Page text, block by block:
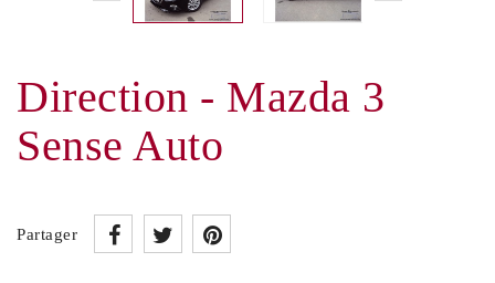
Direction - Mazda 3
Sense Auto
Partager